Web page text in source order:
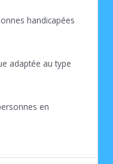
handicapées
adaptée au type
en